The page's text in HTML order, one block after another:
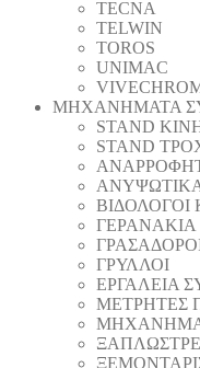
TECNA
TELWIN
TOROS
UNIMAC
ΜΗΧΑΝΗΜΑΤΑ
STAND
STAND
ΓΕΡΑΝΑΚΙΑ
ΓΡΥΛΛΟΙ
ΕΡΓΑΛΕΙΑ
ΜΕΤΡΗΤΕΣ